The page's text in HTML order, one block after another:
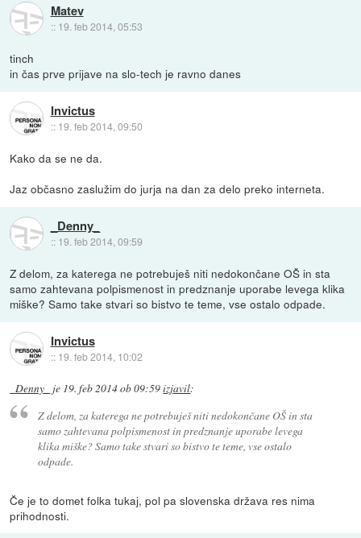
Matev
:: 19. feb 2014, 05:53
tinch
in čas prve prijave na slo-tech je ravno danes
Invictus
:: 19. feb 2014, 09:50
Kako da se ne da.
Jaz občasno zaslužim do jurja na dan za delo preko interneta.
_Denny_
:: 19. feb 2014, 09:59
Z delom, za katerega ne potrebuješ niti nedokončane OŠ in sta
samo zahtevana polpismenost in predznanje uporabe levega klika
miške? Samo take stvari so bistvo te teme, vse ostalo odpade.
Invictus
:: 19. feb 2014, 10:02
_Denny_ je 19. feb 2014 ob 09:59izjavil:
Z delom, za katerega ne potrebuješ niti nedokončane OŠ in sta
samo zahtevana polpismenost in predznanje uporabe levega
klika miške? Samo take stvari so bistvo te teme, vse ostalo
odpade.
Če je to domet folka tukaj, pol pa slovenska država res nima
prihodnosti.